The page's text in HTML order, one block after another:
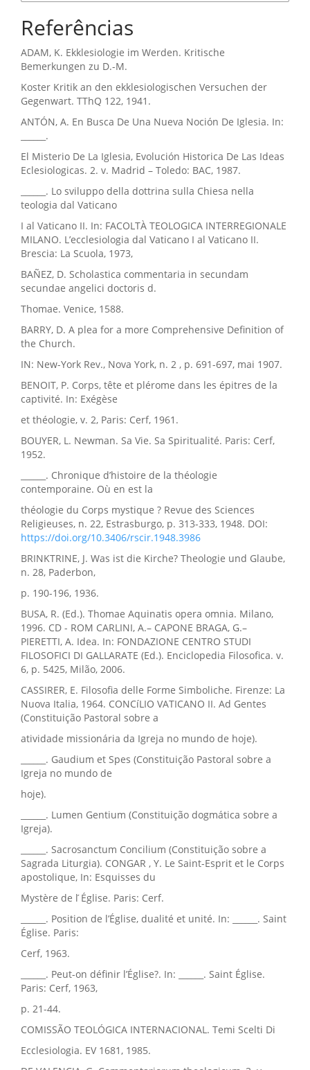
Referências
ADAM, K. Ekklesiologie im Werden. Kritische
Bemerkungen zu D.-M.
Koster Kritik an den ekklesiologischen Versuchen der
Gegenwart. TThQ 122, 1941.
ANTÓN, A. En Busca De Una Nueva Noción De Iglesia. In:
______.
El Misterio De La Iglesia, Evolución Historica De Las Ideas
Eclesiologicas. 2. v. Madrid – Toledo: BAC, 1987.
______. Lo sviluppo della dottrina sulla Chiesa nella
teologia dal Vaticano
I al Vaticano II. In: FACOLTÀ TEOLOGICA INTERREGIONALE
MILANO. L’ecclesiologia dal Vaticano I al Vaticano II.
Brescia: La Scuola, 1973,
BAÑEZ, D. Scholastica commentaria in secundam
secundae angelici doctoris d.
Thomae. Venice, 1588.
BARRY, D. A plea for a more Comprehensive Definition of
the Church.
IN: New-York Rev., Nova York, n. 2 , p. 691-697, mai 1907.
BENOIT, P. Corps, tête et plérome dans les épitres de la
captivité. In: Exégèse
et théologie, v. 2, Paris: Cerf, 1961.
BOUYER, L. Newman. Sa Vie. Sa Spiritualité. Paris: Cerf,
1952.
______. Chronique d’histoire de la théologie
contemporaine. Où en est la
théologie du Corps mystique ? Revue des Sciences
Religieuses, n. 22, Estrasburgo, p. 313-333, 1948. DOI:
https://doi.org/10.3406/rscir.1948.3986
BRINKTRINE, J. Was ist die Kirche? Theologie und Glaube,
n. 28, Paderbon,
p. 190-196, 1936.
BUSA, R. (Ed.). Thomae Aquinatis opera omnia. Milano,
1996. CD - ROM CARLINI, A.– CAPONE BRAGA, G.–
PIERETTI, A. Idea. In: FONDAZIONE CENTRO STUDI
FILOSOFICI DI GALLARATE (Ed.). Enciclopedia Filosofica. v.
6, p. 5425, Milão, 2006.
CASSIRER, E. Filosofia delle Forme Simboliche. Firenze: La
Nuova Italia, 1964. CONCíLIO VATICANO II. Ad Gentes
(Constituição Pastoral sobre a
atividade missionária da Igreja no mundo de hoje).
______. Gaudium et Spes (Constituição Pastoral sobre a
Igreja no mundo de
hoje).
______. Lumen Gentium (Constituição dogmática sobre a
Igreja).
______. Sacrosanctum Concilium (Constituição sobre a
Sagrada Liturgia). CONGAR , Y. Le Saint-Esprit et le Corps
apostolique, In: Esquisses du
Mystère de l ́Église. Paris: Cerf.
______. Position de l’Église, dualité et unité. In: ______. Saint
Église. Paris:
Cerf, 1963.
______. Peut-on définir l’Église?. In: ______. Saint Église.
Paris: Cerf, 1963,
p. 21-44.
COMISSÃO TEOLÓGICA INTERNACIONAL. Temi Scelti Di
Ecclesiologia. EV 1681, 1985.